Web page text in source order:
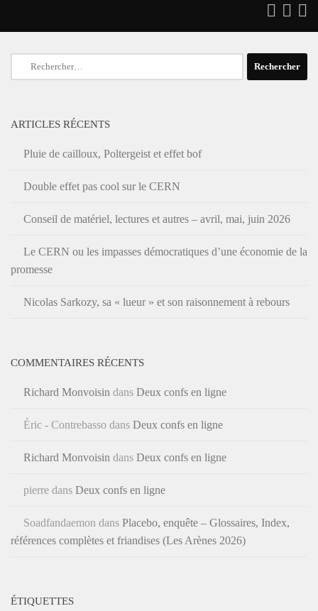
Rechercher :
ARTICLES RÉCENTS
Pluie de cailloux, Poltergeist et effet bof
Double effet pas cool sur le CERN
Conseil de matériel, lectures et autres – avril, mai, juin 2026
Le CERN ou les impasses démocratiques d’une économie de la
promesse
Nicolas Sarkozy, sa « lueur » et son raisonnement à rebours
COMMENTAIRES RÉCENTS
Richard Monvoisin dans Deux confs en ligne
Éric - Contrebasso dans Deux confs en ligne
Richard Monvoisin dans Deux confs en ligne
pierre dans Deux confs en ligne
Soadfandaemon dans Placebo, enquête – Glossaires, Index,
références complètes et friandises (Les Arènes 2026)
ÉTIQUETTES